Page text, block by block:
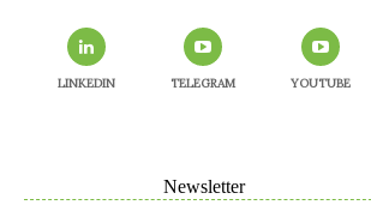
LINKEDIN TELEGRAM YOUTUBE
Newsletter